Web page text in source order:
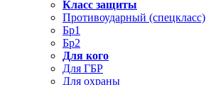
Класс защиты
Противоударный (спецкласс)
Бр1
Бр2
Для кого
Для ГБР
Для охраны